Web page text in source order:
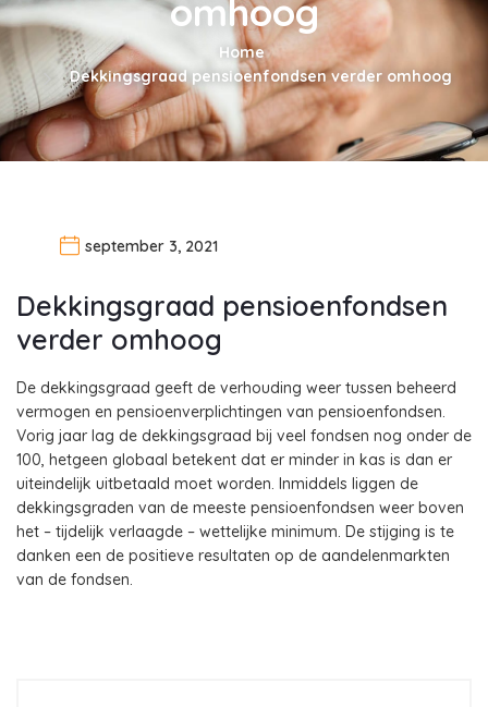
omhoog
Home
Dekkingsgraad pensioenfondsen verder omhoog
september 3, 2021
Dekkingsgraad pensioenfondsen
verder omhoog
De dekkingsgraad geeft de verhouding weer tussen beheerd
vermogen en pensioenverplichtingen van pensioenfondsen.
Vorig jaar lag de dekkingsgraad bij veel fondsen nog onder de
100, hetgeen globaal betekent dat er minder in kas is dan er
uiteindelijk uitbetaald moet worden. Inmiddels liggen de
dekkingsgraden van de meeste pensioenfondsen weer boven
het – tijdelijk verlaagde – wettelijke minimum. De stijging is te
danken een de positieve resultaten op de aandelenmarkten
van de fondsen.